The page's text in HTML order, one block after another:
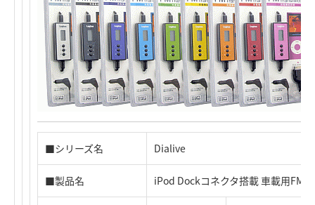
■シリーズ名 Dialive
■製品名 iPod Dockコネクタ搭載 車載用FM